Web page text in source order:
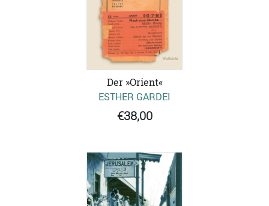
Der »Orient«
ESTHER GARDEI
€38,00